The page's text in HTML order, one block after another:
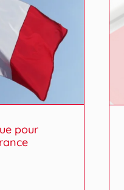
pour